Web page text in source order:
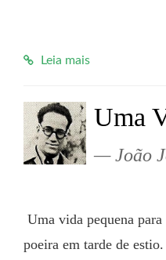
Leia mais
Uma
João
poeira em tarde de